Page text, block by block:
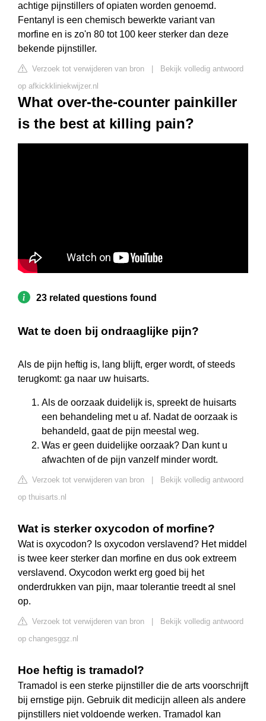
achtige pijnstillers of opiaten worden genoemd.
Fentanyl is een chemisch bewerkte variant van
morfine en is zo'n 80 tot 100 keer sterker dan deze
bekende pijnstiller.
Verzoek tot verwijderen van bron
Bekijk volledig antwoord
op afkickkliniekwijzer.nl
What over-the-counter painkiller
is the best at killing pain?
23 related questions found
Wat te doen bij ondraaglijke pijn?
Als de pijn heftig is, lang blijft, erger wordt, of steeds
terugkomt: ga naar uw huisarts.
Als de oorzaak duidelijk is, spreekt de huisarts
een behandeling met u af. Nadat de oorzaak is
behandeld, gaat de pijn meestal weg.
Was er geen duidelijke oorzaak? Dan kunt u
afwachten of de pijn vanzelf minder wordt.
Verzoek tot verwijderen van bron
Bekijk volledig antwoord
op thuisarts.nl
Wat is sterker oxycodon of morfine?
Wat is oxycodon? Is oxycodon verslavend? Het middel
is twee keer sterker dan morfine en dus ook extreem
verslavend. Oxycodon werkt erg goed bij het
onderdrukken van pijn, maar tolerantie treedt al snel
op.
Verzoek tot verwijderen van bron
Bekijk volledig antwoord
op changesggz.nl
Hoe heftig is tramadol?
Tramadol is een sterke pijnstiller die de arts voorschrijft
bij ernstige pijn. Gebruik dit medicijn alleen als andere
pijnstillers niet voldoende werken. Tramadol kan